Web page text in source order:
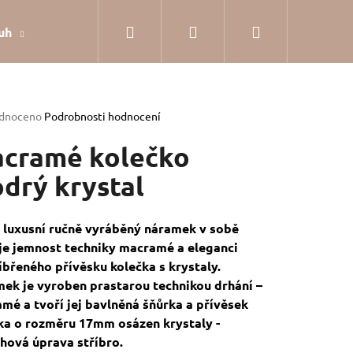
Dárkové balení Hodnocení obchodu
Přihlášení
Podrobnosti hodnocení
kolečko
krystal
ručně vyráběný náramek v sobě
jemnost techniky macramé a eleganci
přívěsku kolečka s krystaly.
je vyroben prastarou technikou drhání –
a tvoří jej bavlněná šňůrka a přívěsek
o rozměru 17mm osázen krystaly -
úprava stříbro.